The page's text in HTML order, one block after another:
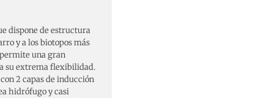
dispone de estructura
y a los biotopos más
una gran
su extrema flexibilidad.
2 capas de inducción
hidrófugo y casi